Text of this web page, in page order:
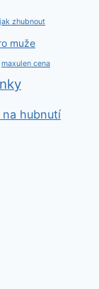
jak zhubnout
muže
maxulen cena
hubnutí